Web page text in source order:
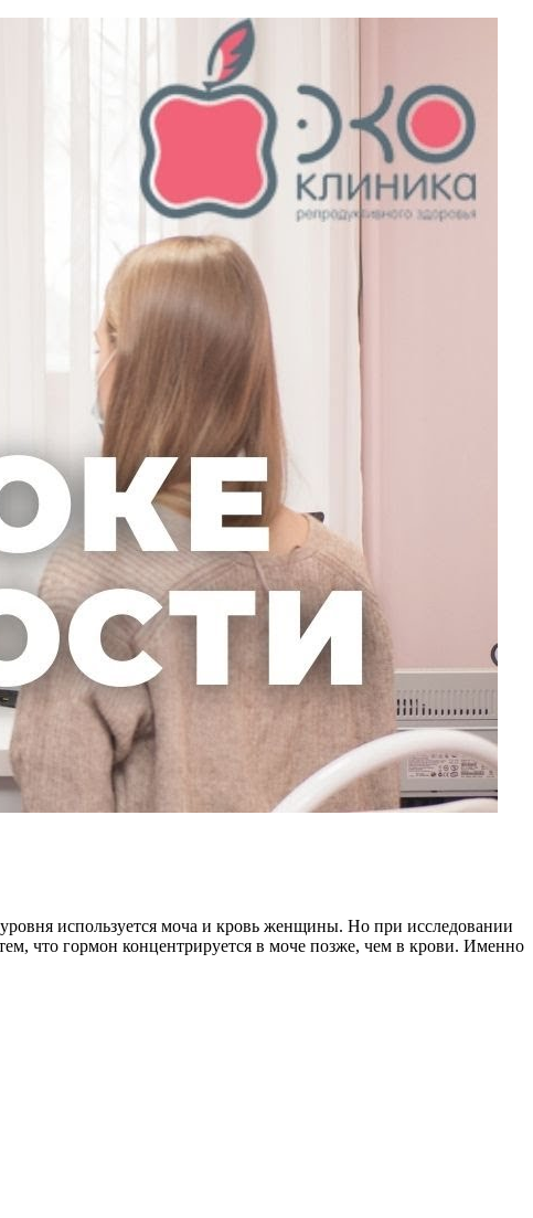
используется моча и кровь женщины. Но при исследовании
что гормон концентрируется в моче позже, чем в крови. Именно